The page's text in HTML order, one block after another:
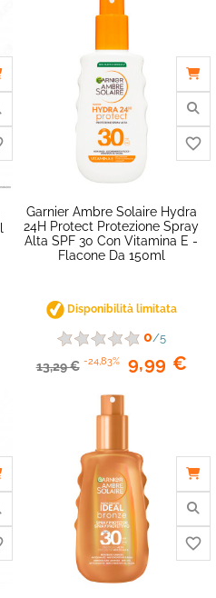
favorite_border
Garnier Ambre Solaire Hydra
24H Protect Protezione Spray
Alta SPF 30 Con Vitamina E -
Flacone Da 150ml
Disponibilità limitata
0/5
13,29 € -24,83% 9,99 €